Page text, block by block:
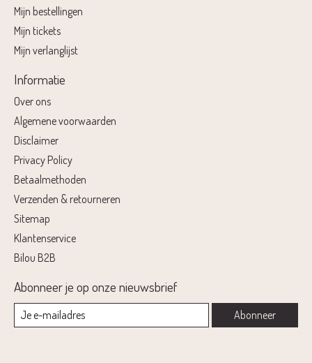
Mijn bestellingen
Mijn tickets
Mijn verlanglijst
Informatie
Over ons
Algemene voorwaarden
Disclaimer
Privacy Policy
Betaalmethoden
Verzenden & retourneren
Sitemap
Klantenservice
Bilou B2B
Abonneer je op onze nieuwsbrief
Abonneer